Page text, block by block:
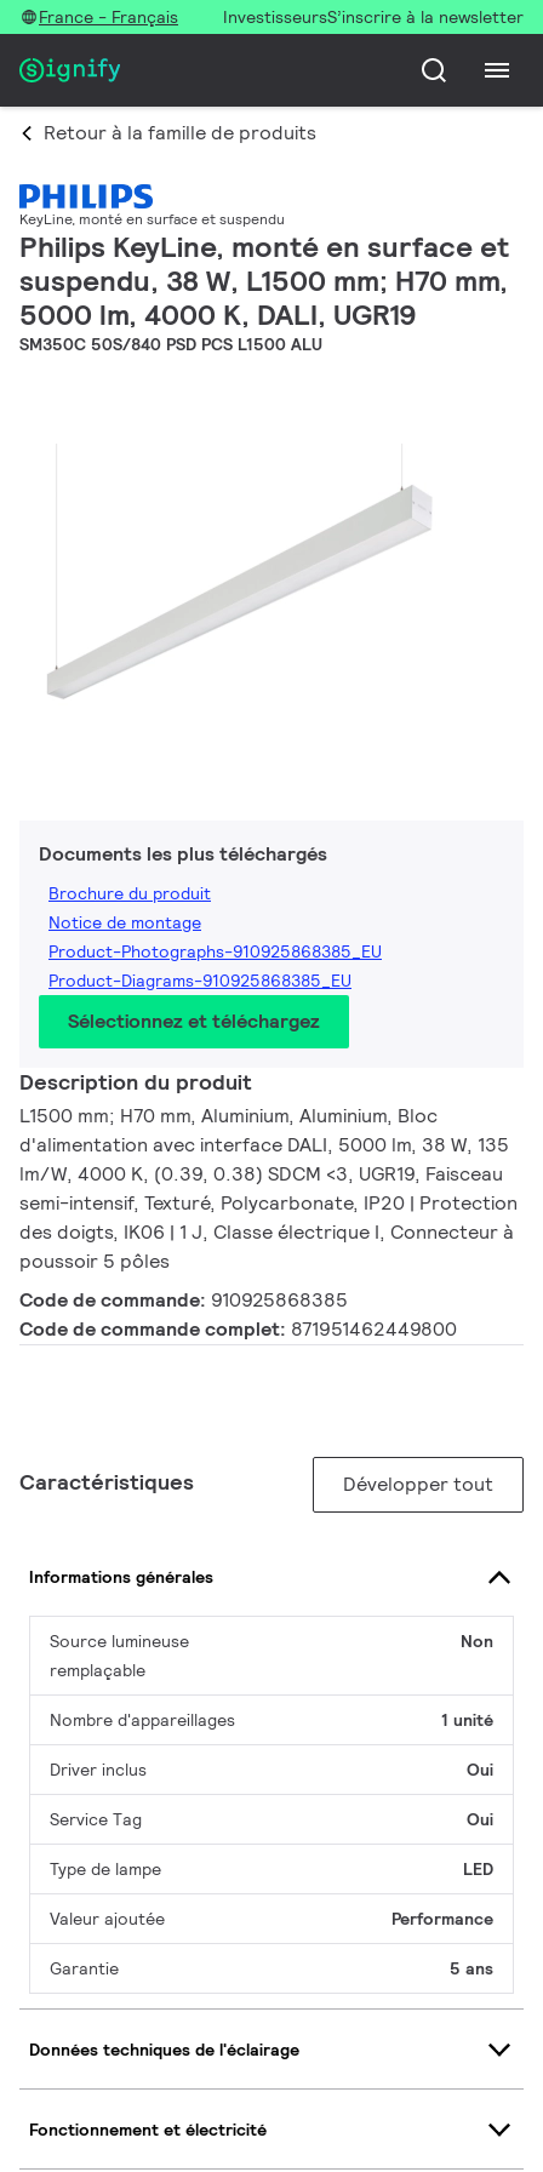
France - Français InvestisseursS’inscrire à la newsletter
Retour à la famille de produits
KeyLine, monté en surface et suspendu
Philips KeyLine, monté en surface et
suspendu, 38 W, L1500 mm; H70 mm,
5000 lm, 4000 K, DALI, UGR19
SM350C 50S/840 PSD PCS L1500 ALU
Documents les plus téléchargés
Brochure du produit
Notice de montage
Product-Photographs-910925868385_EU
Product-Diagrams-910925868385_EU
Sélectionnez et téléchargez
Description du produit
L1500 mm; H70 mm, Aluminium, Aluminium, Bloc
d'alimentation avec interface DALI, 5000 lm, 38 W, 135
lm/W, 4000 K, (0.39, 0.38) SDCM <3, UGR19, Faisceau
semi-intensif, Texturé, Polycarbonate, IP20 | Protection
des doigts, IK06 | 1 J, Classe électrique I, Connecteur à
poussoir 5 pôles
Code de commande: 910925868385
Code de commande complet: 871951462449800
Caractéristiques Développer tout
Informations générales
Source lumineuse
remplaçable
Non
Nombre d'appareillages 1 unité
Driver inclus Oui
Service Tag Oui
Type de lampe LED
Valeur ajoutée Performance
Garantie 5 ans
Données techniques de l'éclairage
Fonctionnement et électricité